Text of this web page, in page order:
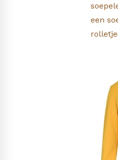
een